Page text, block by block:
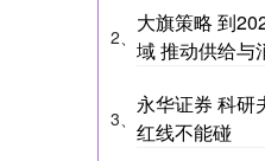
2、
大旗策略 到
域 推动供给与
3、
永华证券 科研
红线不能碰